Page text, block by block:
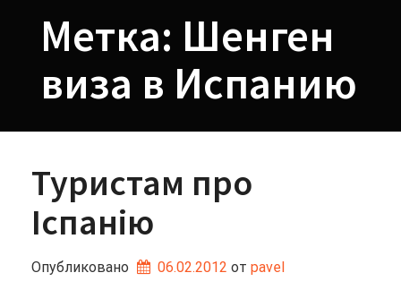
Метка: Шенген
виза в Испанию
Туристам про
Іспанію
Опубликовано 06.02.2012 от pavel